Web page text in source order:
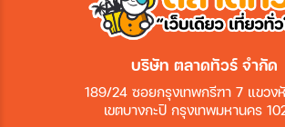
บริษัท ตลาดทัวร์ จำกัด
189/24 ซอยกรุงเทพกรีฑา 7 แขวง
เขตบางกะปิ กรุงเทพมหานคร